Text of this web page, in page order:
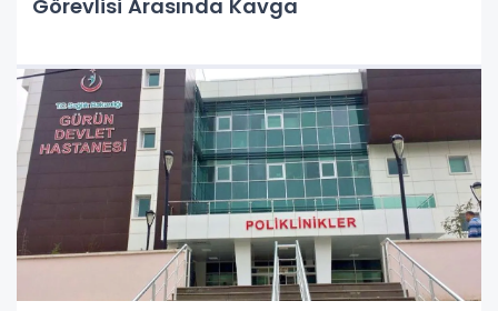
Görevlisi Arasında Kavga